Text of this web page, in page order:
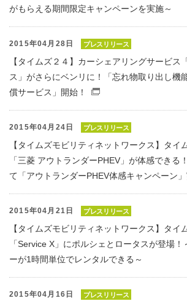
がもらえる期間限定キャンペーンを実施～
2015年04月28日 プレスリリース
【タイムズ２４】カーシェアリングサービス
ス」がさらにベンリに！「忘れ物取り出し機
償サービス」開始！
2015年04月24日 プレスリリース
【タイムズモビリティネットワークス】タイ
「三菱 アウトランダーPHEV」が体感できる
て「アウトランダーPHEV体感キャンペーン」
2015年04月21日 プレスリリース
【タイムズモビリティネットワークス】タイ
「Service X」にポルシェとロータスが登場
ーが1時間単位でレンタルできる～
2015年04月16日 プレスリリース